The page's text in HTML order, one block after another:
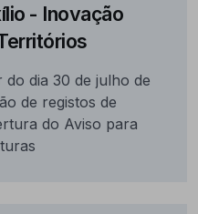
- Inovação
dia 30 de julho de
de registos de
do Aviso para